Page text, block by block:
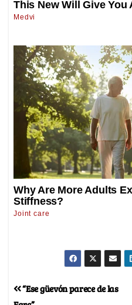
“Ese güevón parece de las